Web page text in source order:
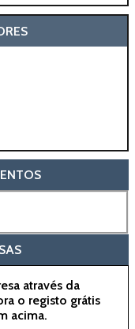
através da
o registo grátis
acima.